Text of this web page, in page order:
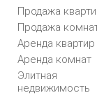
Продажа
Продажа
Аренда квартир
Аренда комнат
Элитная
недвижимость